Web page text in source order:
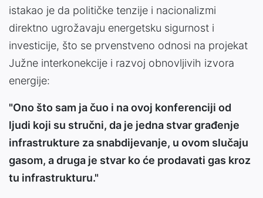
istakao je da političke tenzije i nacionalizmi
direktno ugrožavaju energetsku sigurnost i
investicije, što se prvenstveno odnosi na projekat
Južne interkonekcije i razvoj obnovljivih izvora
energije:
"Ono što sam ja čuo i na ovoj konferenciji od
ljudi koji su stručni, da je jedna stvar građenje
infrastrukture za snabdijevanje, u ovom slučaju
gasom, a druga je stvar ko će prodavati gas kroz
tu infrastrukturu."